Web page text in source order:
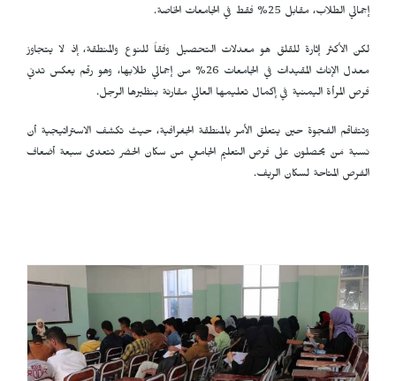
إجمالي الطلاب، مقابل 25% فقط في الجامعات الخاصة.
لكن الأكثر إثارة للقلق هو معدلات التحصيل وفقاً للنوع والمنطقة، إذ لا يتجاوز
معدل الإناث المقيدات في الجامعات 26% من إجمالي طلابها، وهو رقم يعكس تدني
فرص المرأة اليمنية في إكمال تعليمها العالي مقارنة بنظيرها الرجل.
وتتفاقم الفجوة حين يتعلق الأمر بالمنطقة الجغرافية، حيث تكشف الاستراتيجية أن
نسبة مَنْ يحصلون على فرص التعليم الجامعي من سكان الحضر تتعدى سبعة أضعاف
الفرص المتاحة لسكان الريف.